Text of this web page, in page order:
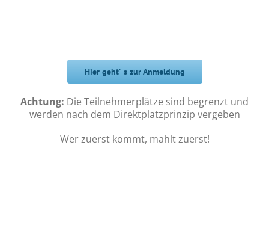
Hier geht´ s zur Anmeldung
Achtung: Die Teilnehmerplätze sind begrenzt und
werden nach dem Direktplatzprinzip vergeben
Wer zuerst kommt, mahlt zuerst!